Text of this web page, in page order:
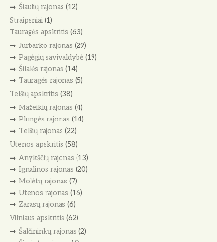
Šiaulių rajonas (12)
Straipsniai (1)
Tauragės apskritis (63)
Jurbarko rajonas (29)
Pagėgių savivaldybė(19)
Šilalės rajonas (14)
Tauragės rajonas (5)
Telšių apskritis (38)
Mažeikių rajonas (4)
Plungės rajonas (14)
Telšių rajonas (22)
Utenos apskritis (58)
Anykščių rajonas (13)
Ignalinos rajonas (20)
Molėtų rajonas (7)
Utenos rajonas (16)
Zarasų rajonas (6)
Vilniaus apskritis (62)
Šalčininkų rajonas (2)